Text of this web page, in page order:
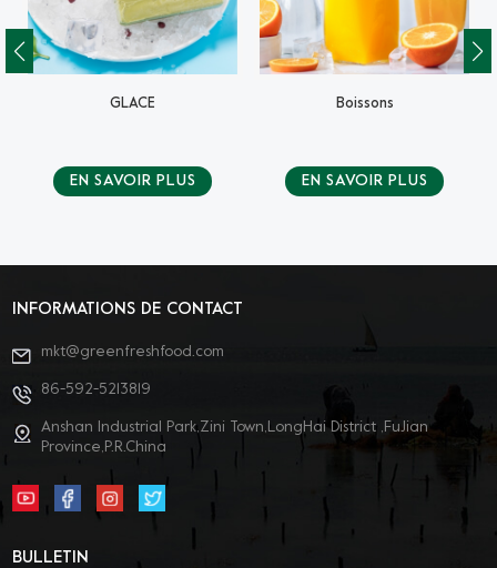
GLACE
EN SAVOIR PLUS
Boissons
EN SAVOIR PLUS
INFORMATIONS DE CONTACT
mkt@greenfreshfood.com
86-592-5213819
Anshan Industrial Park,Zini Town,LongHai District ,FuJian
Province,P.R.China
BULLETIN